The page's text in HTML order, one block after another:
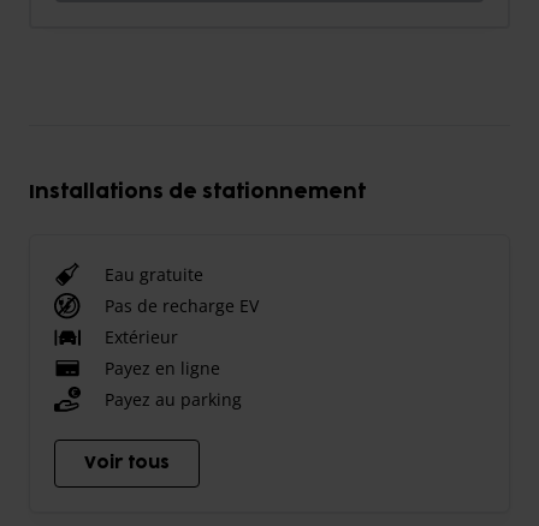
Installations de stationnement
Eau gratuite
Pas de recharge EV
Extérieur
Payez en ligne
Payez au parking
Voir tous